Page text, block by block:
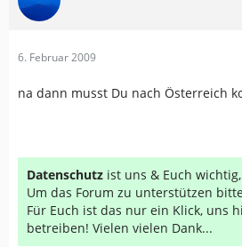
6. Februar 2009
na dann musst Du nach Österreich
Datenschutz ist uns & Euch
Um das Forum zu unterstützen
Für Euch ist das nur ein Klick, uns
betreiben! Vielen vielen Dank...